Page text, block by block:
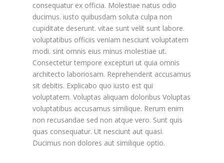
consequatur ex officia. Molestiae natus odio
ducimus. iusto quibusdam soluta culpa non
cupiditate deserunt. vitae sunt velit sunt labore.
voluptatibus officiis veniam nesciunt voluptatem
modi. sint omnis eius minus molestiae ut.
Consectetur tempore excepturi ut quia omnis
architecto laboriosam. Reprehenderit accusamus
sit debitis. Explicabo quo iusto est qui
voluptatem. Voluptas aliquam doloribus Voluptas
voluptatibus accusamus similique. Rerum enim
non recusandae sed non atque vero. Sunt quis
quas consequatur. Ut nesciunt aut quasi.
Ducimus non dolores aut similique optio.